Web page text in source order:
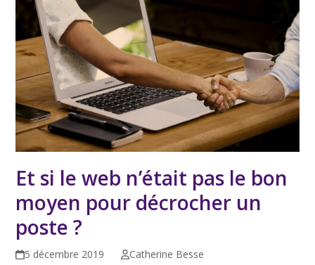
Et si le web n’était pas le bon
moyen pour décrocher un
poste ?
5 décembre 2019
Catherine Besse